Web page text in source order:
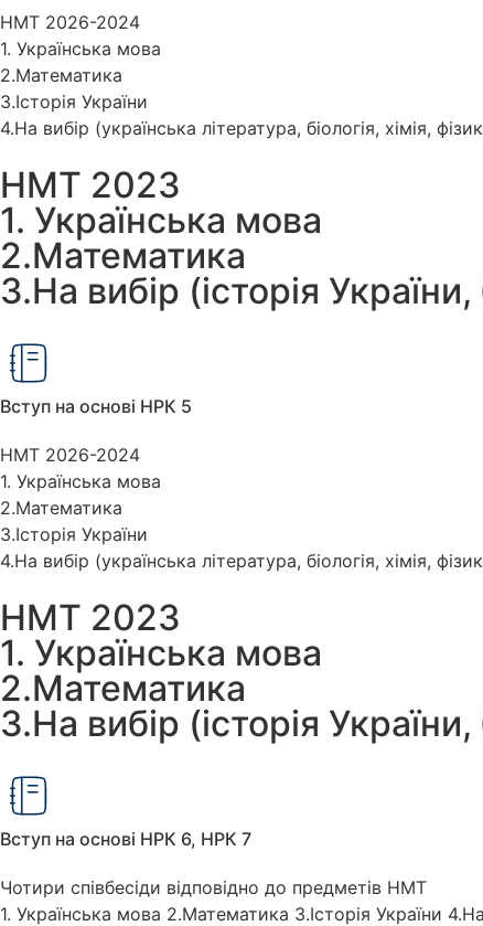
НМТ 2026-2024
1. Українська мова
2.Математика
3.Історія України
4.На вибір (українська література, біологія, хімія,
НМТ 2023
1. Українська мова
2.Математика
3.На вибір (історія
Вступ на основі НРК 5
НМТ 2026-2024
1. Українська мова
2.Математика
3.Історія України
4.На вибір (українська література, біологія, хімія,
НМТ 2023
1. Українська мова
2.Математика
3.На вибір (історія
Вступ на основі НРК 6, НРК 7
Чотири співбесіди відповідно до предметів НМТ
1. Українська мова 2.Математика 3.Історія України